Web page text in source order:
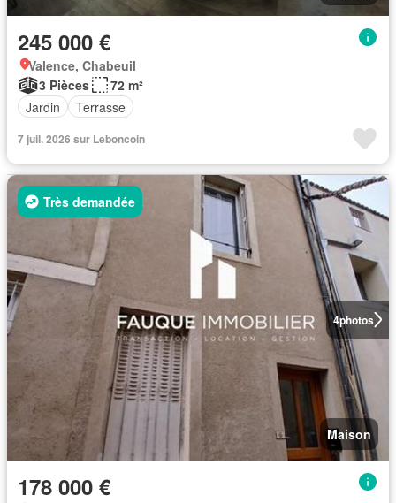
245 000 €
Valence, Chabeuil
3 Pièces
72 m²
Jardin
Terrasse
7 juil. 2026 sur Leboncoin
4photos
Très demandée
Maison
178 000 €